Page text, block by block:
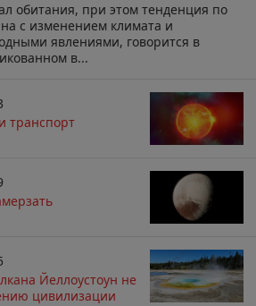
обитания, при этом тенденция по
с изменением климата и
явлениями, говорится в
в...
транспорт
Йеллоустоун не
цивилизации